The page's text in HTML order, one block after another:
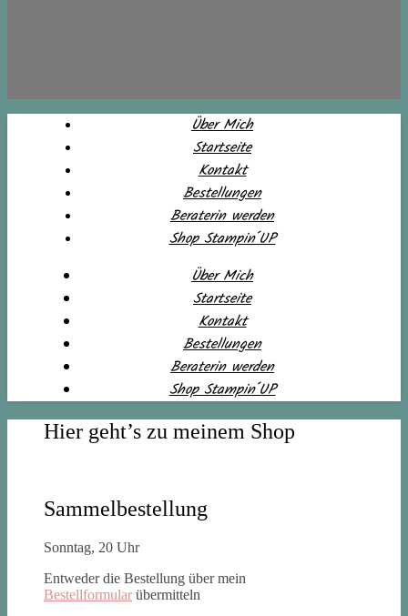
Über Mich
Startseite
Kontakt
Bestellungen
Beraterin werden
Shop Stampin´UP
Über Mich
Startseite
Kontakt
Bestellungen
Beraterin werden
Shop Stampin´UP
Hier geht’s zu meinem Shop
Sammelbestellung
Sonntag, 20 Uhr
Entweder die Bestellung über mein
Bestellformular übermitteln